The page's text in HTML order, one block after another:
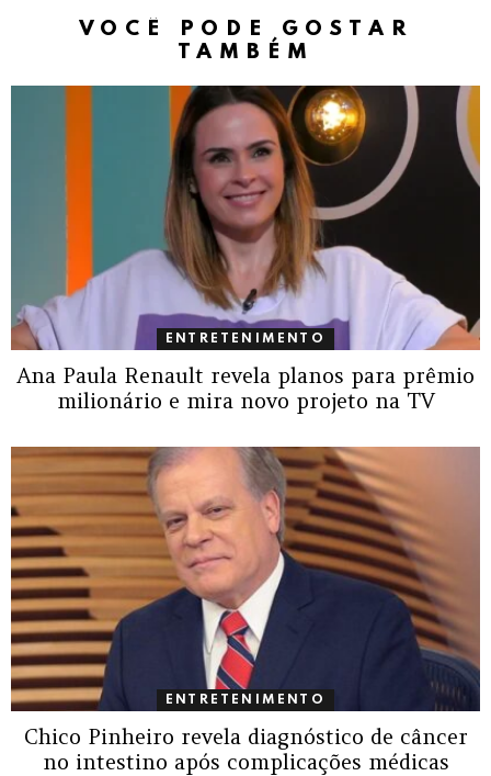
VOCÊ PODE GOSTAR
TAMBÉM
ENTRETENIMENTO
Ana Paula Renault revela planos para prêmio
milionário e mira novo projeto na TV
ENTRETENIMENTO
Chico Pinheiro revela diagnóstico de câncer
no intestino após complicações médicas